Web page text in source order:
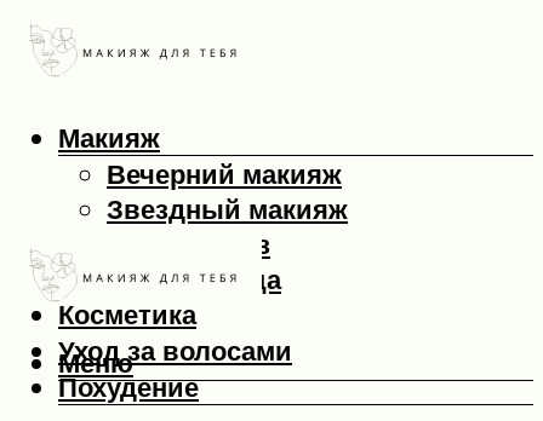
Макияж
Вечерний макияж
Звездный макияж
Макияж глаз
Макияж лица
Косметика
Уход за волосами
Похудение
Меню